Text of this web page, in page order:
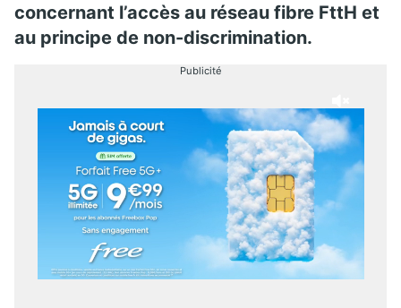
concernant l’accès au réseau fibre FttH et
au principe de non-discrimination.
Publicité